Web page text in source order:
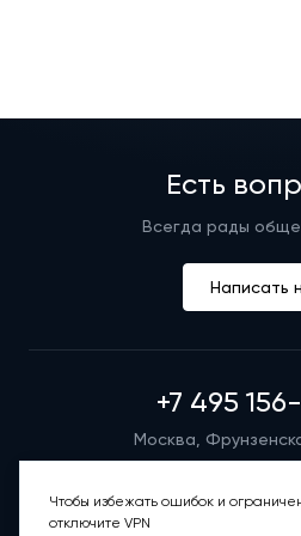
Есть
Всегда рады
Написать
+7 495
Москва,
Пн-вс: 9:00 –
Чтобы избежать ошибок и
отключите VPN